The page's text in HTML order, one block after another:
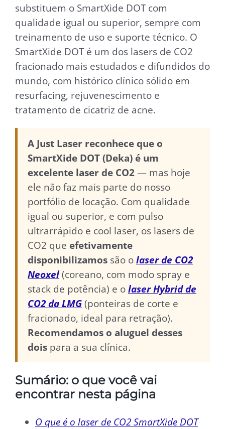
substituem o SmartXide DOT com
qualidade igual ou superior, sempre com
treinamento de uso e suporte técnico. O
SmartXide DOT é um dos lasers de CO2
fracionado mais estudados e difundidos do
mundo, com histórico clínico sólido em
resurfacing, rejuvenescimento e
tratamento de cicatriz de acne.
A Just Laser reconhece que o
SmartXide DOT (Deka) é um
excelente laser de CO2 — mas hoje
ele não faz mais parte do nosso
portfólio de locação. Com qualidade
igual ou superior, e com pulso
ultrarrápido e cool laser, os lasers de
CO2 que efetivamente
disponibilizamos são o laser de CO2
Neoxel(coreano, com modo spray e
stack de potência) e o laser Hybrid de
CO2 da LMG (ponteiras de corte e
fracionado, ideal para retração).
Recomendamos o aluguel desses
dois para a sua clínica.
Sumário: o que você vai
encontrar nesta página
O que é o laser de CO2 SmartXide DOT